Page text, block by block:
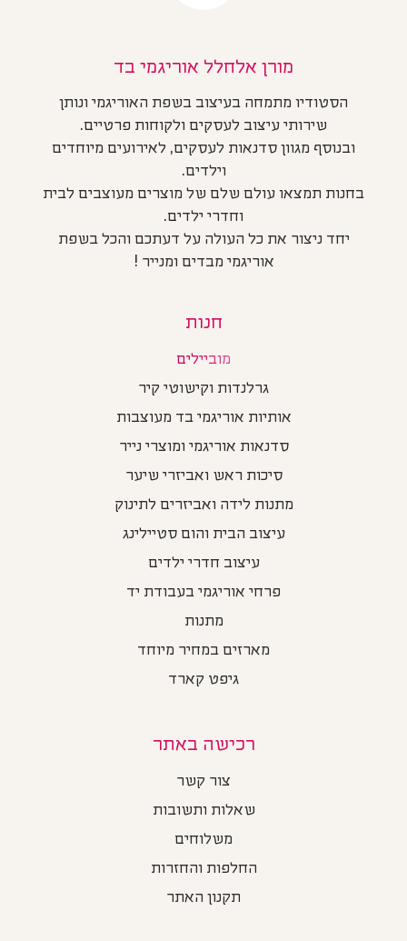
מורן אלחלל אוריגמי בד
הסטודיו מתמחה בעיצוב בשפת האוריגמי ונותן
שירותי עיצוב לעסקים ולקוחות פרטיים.
ובנוסף מגוון סדנאות לעסקים, לאירועים מיוחדים
וילדים.
בחנות תמצאו עולם שלם של מוצרים מעוצבים לבית
וחדרי ילדים.
יחד ניצור את כל העולה על דעתכם והכל בשפת
אוריגמי מבדים ומנייר !
חנות
מוביילים
גרלנדות וקישוטי קיר
אותיות אוריגמי בד מעוצבות
סדנאות אוריגמי ומוצרי נייר
סיכות ראש ואביזרי שיער
מתנות לידה ואביזרים לתינוק
עיצוב הבית והום סטיילינג
עיצוב חדרי ילדים
פרחי אוריגמי בעבודת יד
מתנות
מארזים במחיר מיוחד
גיפט קארד
רכישה באתר
צור קשר
שאלות ותשובות
משלוחים
החלפות והחזרות
תקנון האתר